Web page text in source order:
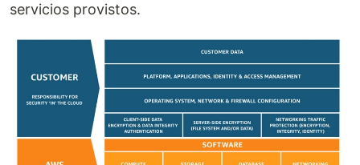
servicios provistos.